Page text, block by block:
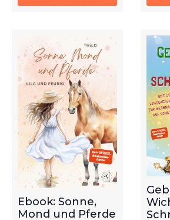
Ebook: Sonne,
Mond und Pferde